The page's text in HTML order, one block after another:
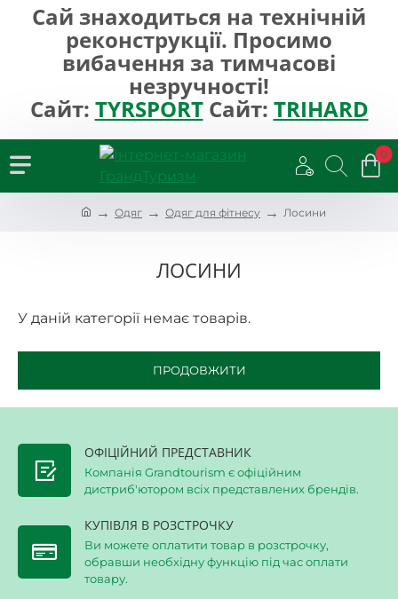
Сай знаходиться на технічній
реконструкції. Просимо
вибачення за тимчасові
незручності!
Сайт: TYRSPORTСайт: TRIHARD
0
Одяг Одяг для фітнесу Лосини
ЛОСИНИ
У даній категорії немає товарів.
ПРОДОВЖИТИ
ОФІЦІЙНИЙ ПРЕДСТАВНИК
Компанія Grandtourism є офіційним
дистриб'ютором всіх представлених брендів.
КУПІВЛЯ В РОЗСТРОЧКУ
Ви можете оплатити товар в розстрочку,
обравши необхідну функцію під час оплати
товару.